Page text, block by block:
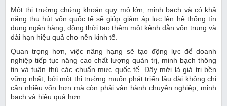
Một thị trường chứng khoán quy mô lớn, minh bạch và có khả
năng thu hút vốn quốc tế sẽ giúp giảm áp lực lên hệ thống tín
dụng ngân hàng, đồng thời tạo thêm một kênh dẫn vốn trung và
dài hạn hiệu quả cho nền kinh tế.
Quan trọng hơn, việc nâng hạng sẽ tạo động lực để doanh
nghiệp tiếp tục nâng cao chất lượng quản trị, minh bạch thông
tin và tuân thủ các chuẩn mực quốc tế. Đây mới là giá trị bền
vững nhất, bởi một thị trường muốn phát triển lâu dài không chỉ
cần nhiều vốn hơn mà còn phải vận hành chuyên nghiệp, minh
bạch và hiệu quả hơn.